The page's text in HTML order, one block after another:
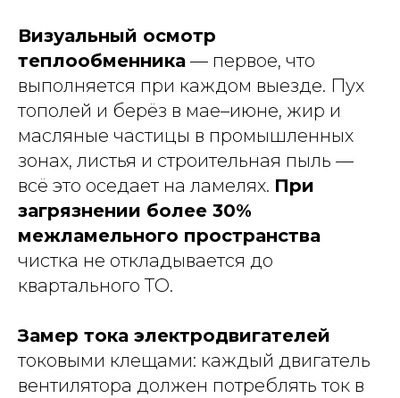
Визуальный осмотр
теплообменника — первое, что
выполняется при каждом выезде. Пух
тополей и берёз в мае–июне, жир и
масляные частицы в промышленных
зонах, листья и строительная пыль —
всё это оседает на ламелях. При
загрязнении более 30%
межламельного пространства
чистка не откладывается до
квартального ТО.
Замер тока электродвигателей
токовыми клещами: каждый двигатель
вентилятора должен потреблять ток в